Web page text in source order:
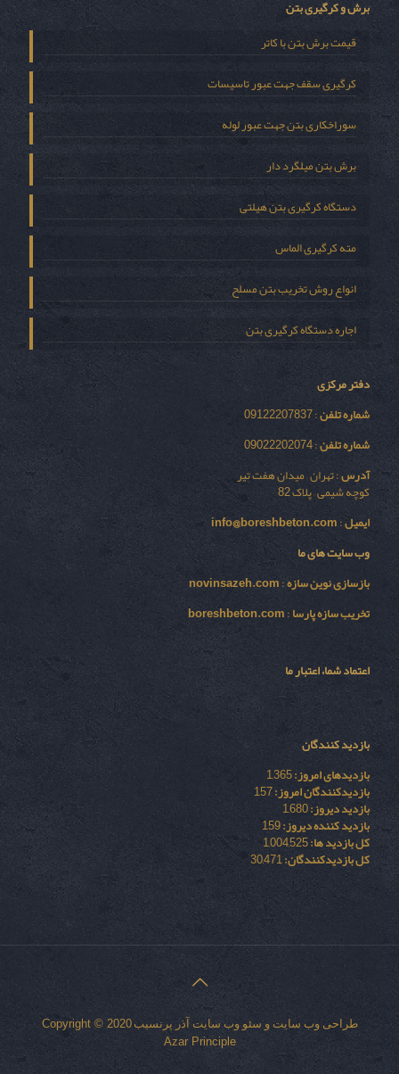
برش و کرگیری بتن
قیمت برش بتن با کاتر
کرگیری سقف جهت عبور تاسیسات
سوراخکاری بتن جهت عبور لوله
برش بتن میلگرد دار
دستگاه کرگیری بتن هیلتی
مته کرگیری الماس
انواع روش تخریب بتن مسلح
اجاره دستگاه کرگیری بتن
دفتر مرکزی
شماره تلفن: 09122207837
شماره تلفن: 09022202074
آدرس: تهران – میدان هفت تیر
کوچه شیمی – پلاک 82
ایمیل:
info@boreshbeton.com
وب سایت های ما
بازسازی نوين سازه:
novinsazeh.com
تخریب سازه پارسا:
boreshbeton.com
اعتماد شما، اعتبار ما
بازدید کنندگان
بازدیدهای امروز:1,365
بازدیدکنندگان امروز:157
بازدید دیروز:1,680
بازدید کننده دیروز:159
کل بازدید ها:1,004,525
کل بازدیدکنند‌گان:30,471
طراحی وب سایت و سئو وب سایت آذر پرنسیب Copyright © 2020
Azar Principle